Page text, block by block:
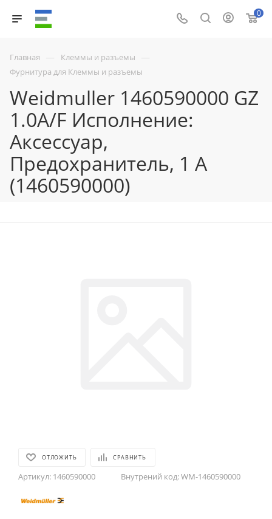
0
Главная — Клеммы и разъемы —
Фурнитура для Клеммы и разъемы
Weidmuller 1460590000 GZ
1.0A/F Исполнение:
Аксессуар,
Предохранитель, 1 A
(1460590000)
ОТЛОЖИТЬ СРАВНИТЬ
Артикул: 1460590000 Внутрений код:WM-1460590000